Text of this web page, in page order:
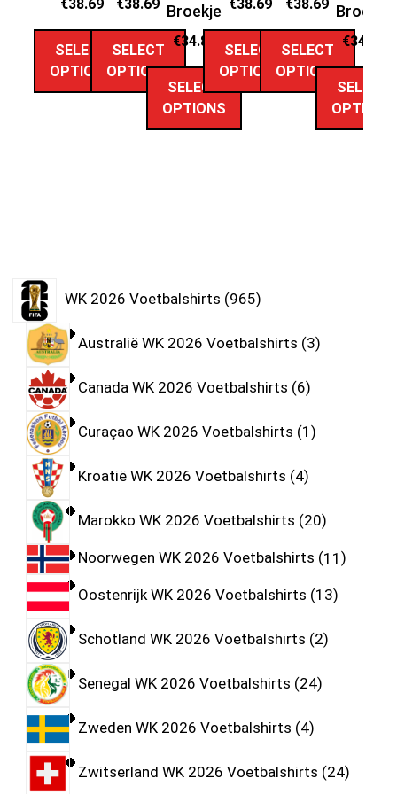
€38.69
SELECT
OPTIONS
€38.69
SELECT
OPTIONS
Broekje
€34.89
SELECT
OPTIONS
€38.69
SELECT
OPTIONS
€38.69
SELECT
OPTIONS
Broekje
€34.89
SELECT
OPTIONS
WK 2026 Voetbalshirts 965
Australië WK 2026 Voetbalshirts 3
Canada WK 2026 Voetbalshirts 6
Curaçao WK 2026 Voetbalshirts 1
Kroatië WK 2026 Voetbalshirts 4
Marokko WK 2026 Voetbalshirts 20
Noorwegen WK 2026 Voetbalshirts 11
Oostenrijk WK 2026 Voetbalshirts 13
Schotland WK 2026 Voetbalshirts 2
Senegal WK 2026 Voetbalshirts 24
Zweden WK 2026 Voetbalshirts 4
Zwitserland WK 2026 Voetbalshirts 24